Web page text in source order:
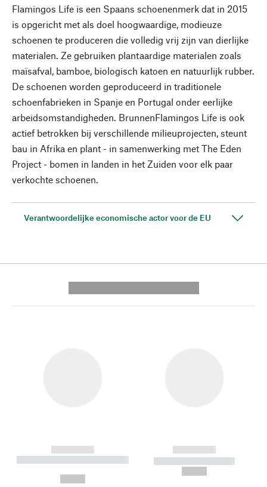
Flamingos Life is een Spaans schoenenmerk dat in 2015
is opgericht met als doel hoogwaardige, modieuze
schoenen te produceren die volledig vrij zijn van dierlijke
materialen. Ze gebruiken plantaardige materialen zoals
maïsafval, bamboe, biologisch katoen en natuurlijk rubber.
De schoenen worden geproduceerd in traditionele
schoenfabrieken in Spanje en Portugal onder eerlijke
arbeidsomstandigheden. BrunnenFlamingos Life is ook
actief betrokken bij verschillende milieuprojecten, steunt
bau in Afrika en plant - in samenwerking met The Eden
Project - bomen in landen in het Zuiden voor elk paar
verkochte schoenen.
Verantwoordelijke economische actor voor de EU
------------
----------- ----------- --------
------------
----------- -----------